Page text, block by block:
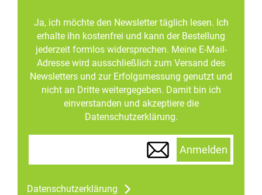
Ja, ich möchte den Newsletter täglich lesen. Ich
erhalte ihn kostenfrei und kann der Bestellung
jederzeit formlos widersprechen. Meine E-Mail-
Adresse wird ausschließlich zum Versand des
Newsletters und zur Erfolgsmessung genutzt und
nicht an Dritte weitergegeben. Damit bin ich
einverstanden und akzeptiere die
Datenschutzerklärung.
Anmelden
Datenschutzerklärung